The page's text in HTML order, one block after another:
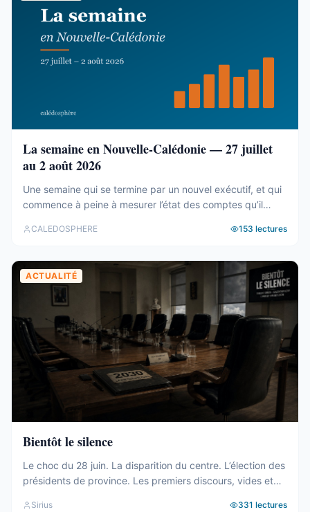
La semaine en Nouvelle-Calédonie — 27 juillet
au 2 août 2026
Une semaine qui se termine par un nouvel exécutif, et qui
commence à peine à mesurer l’état des comptes qu’il
gouvernement, et des comptes qui coincent C’est fait. Le
gouvernement ont été élus au Congrès (abonnés), ...
CALEDOSPHERE 153 lectures
ACTUALITÉ
Bientôt le silence
Le choc du 28 juin. La disparition du centre. L’élection des
présidents de province. Les premiers discours, vides et
Sirius 331 lectures